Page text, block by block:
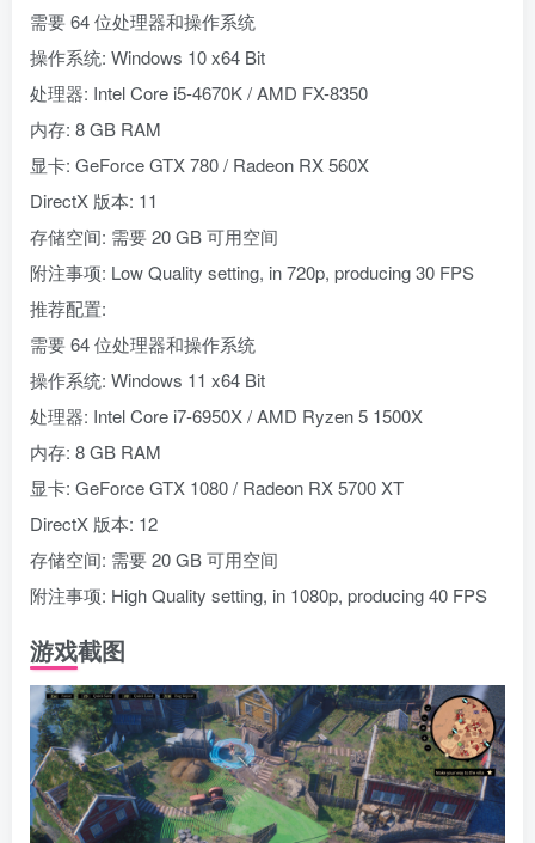
需要 64 位处理器和操作系统
操作系统: Windows 10 x64 Bit
处理器: Intel Core i5-4670K / AMD FX-8350
内存: 8 GB RAM
显卡: GeForce GTX 780 / Radeon RX 560X
DirectX 版本: 11
存储空间: 需要 20 GB 可用空间
附注事项: Low Quality setting, in 720p, producing 30 FPS
推荐配置:
需要 64 位处理器和操作系统
操作系统: Windows 11 x64 Bit
处理器: Intel Core i7-6950X / AMD Ryzen 5 1500X
内存: 8 GB RAM
显卡: GeForce GTX 1080 / Radeon RX 5700 XT
DirectX 版本: 12
存储空间: 需要 20 GB 可用空间
附注事项: High Quality setting, in 1080p, producing 40 FPS
游戏截图